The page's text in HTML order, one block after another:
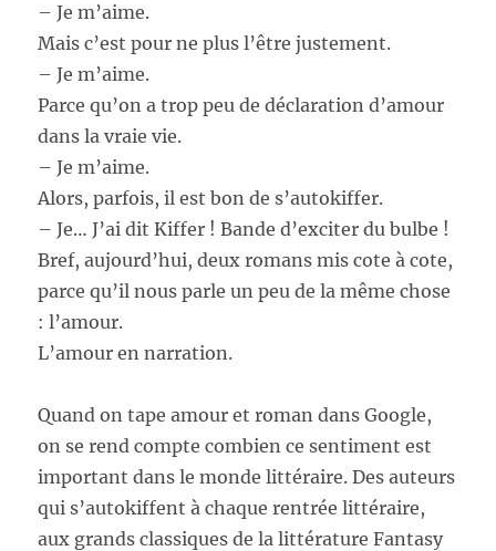
– Je m’aime.
Mais c’est pour ne plus l’être justement.
– Je m’aime.
Parce qu’on a trop peu de déclaration d’amour
dans la vraie vie.
– Je m’aime.
Alors, parfois, il est bon de s’autokiffer.
– Je… J’ai dit Kiffer ! Bande d’exciter du bulbe !
Bref, aujourd’hui, deux romans mis cote à cote,
parce qu’il nous parle un peu de la même chose
: l’amour.
L’amour en narration.
Quand on tape amour et roman dans Google,
on se rend compte combien ce sentiment est
important dans le monde littéraire. Des auteurs
qui s’autokiffent à chaque rentrée littéraire,
aux grands classiques de la littérature Fantasy